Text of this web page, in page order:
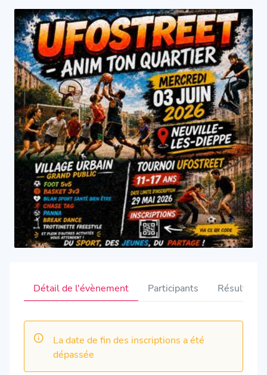
Détail de l'évènement Participants Résultats
La date de fin des inscriptions a été
dépassée